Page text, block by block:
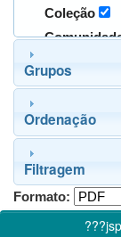
Coleção
Grupos
Ordenação
Filtragem
Formato: